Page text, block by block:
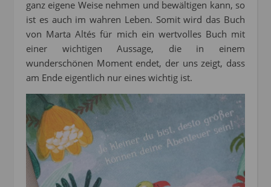
ganz eigene Weise nehmen und bewältigen kann, so
ist es auch im wahren Leben. Somit wird das Buch
von Marta Altés für mich ein wertvolles Buch mit
einer wichtigen Aussage, die in einem
wunderschönen Moment endet, der uns zeigt, dass
am Ende eigentlich nur eines wichtig ist.